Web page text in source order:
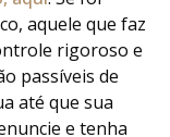
aquele que faz
rigoroso e
passíveis de
até que sua
e tenha